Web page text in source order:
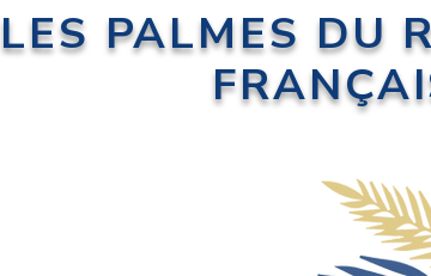
LES PALMES DU